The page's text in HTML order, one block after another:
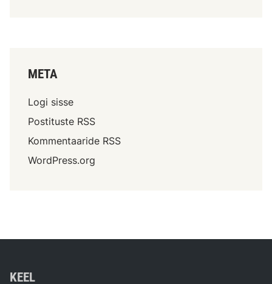
META
Logi sisse
Postituste RSS
Kommentaaride RSS
WordPress.org
KEEL